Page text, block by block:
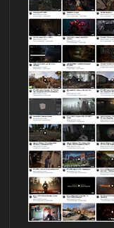
03.08.2026
Improved
30.12.25
Stalker-
Глобальный
31.07.2026.
Устанавливать только
поверх финальной
(Standalone Final) от
Доступно только для
03.08.2026
ANOMALY ※